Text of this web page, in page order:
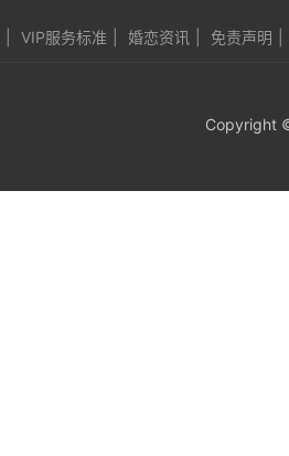
VIP服务标准 婚恋资讯 免责声明
Copyright